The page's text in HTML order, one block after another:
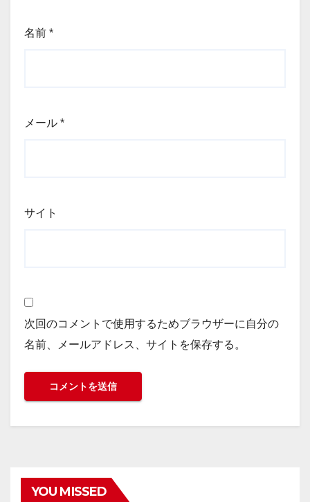
名前 *
メール *
サイト
次回のコメントで使用するためブラウザーに自分の
名前、メールアドレス、サイトを保存する。
YOU MISSED